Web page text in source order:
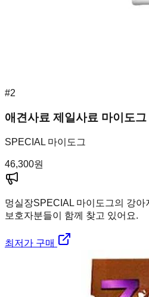
#2
애견사료 제일사료 마이도
SPECIAL 마이도그
46,300원
멍실장SPECIAL 마이도그의 강아
보호자분들이 함께 찾고 있어요.
최저가 구매